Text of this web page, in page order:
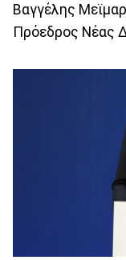
Βαγγέλης
Πρόεδρος Νέας